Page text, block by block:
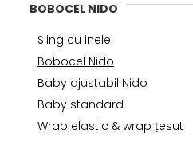
BOBOCEL NIDO
Sling cu inele
Bobocel Nido
Baby ajustabil Nido
Baby standard
Wrap elastic & wrap țesut